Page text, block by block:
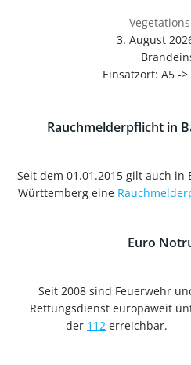
3. August
Einsatzort: A5 -
Rauchmelderpflicht in
Seit dem 01.01.2015 gilt auch in
Württemberg eine
Euro
Seit 2008 sind Feuerwehr
Rettungsdienst europaweit
der 112 erreichbar.